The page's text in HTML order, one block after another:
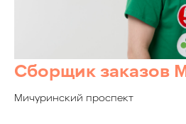
Сборщик заказов
Мичуринский проспект